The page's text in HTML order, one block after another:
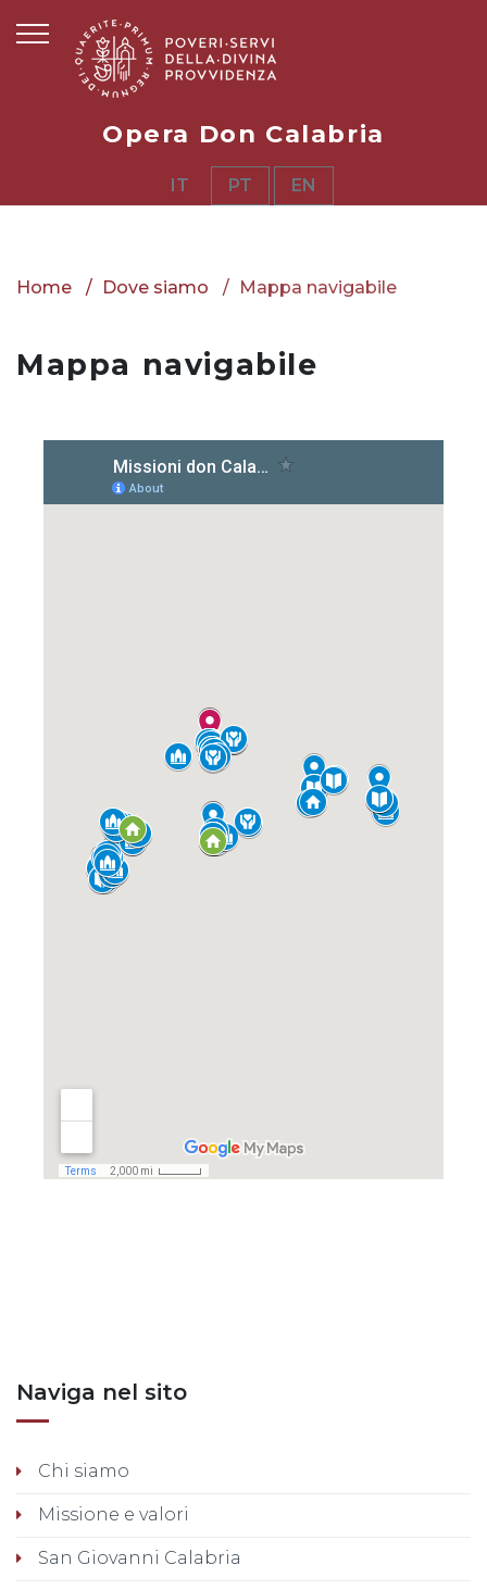
Opera Don Calabria
IT PT EN
Home Dove siamo Mappa navigabile
Mappa navigabile
Naviga nel sito
Chi siamo
Missione e valori
San Giovanni Calabria